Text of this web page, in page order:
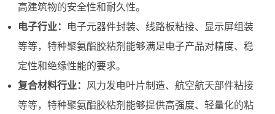
高建筑物的安全性和耐久性。
电子行业：
电子元器件封装、线路板粘接、显示屏组装
等等，特种聚氨酯胶粘剂能够满足电子产品对精度、稳
定性和绝缘性能的要求。
复合材料行业： 风力发电叶片制造、航空航天部件粘接
等等，特种聚氨酯胶粘剂能够提供高强度、轻量化的粘